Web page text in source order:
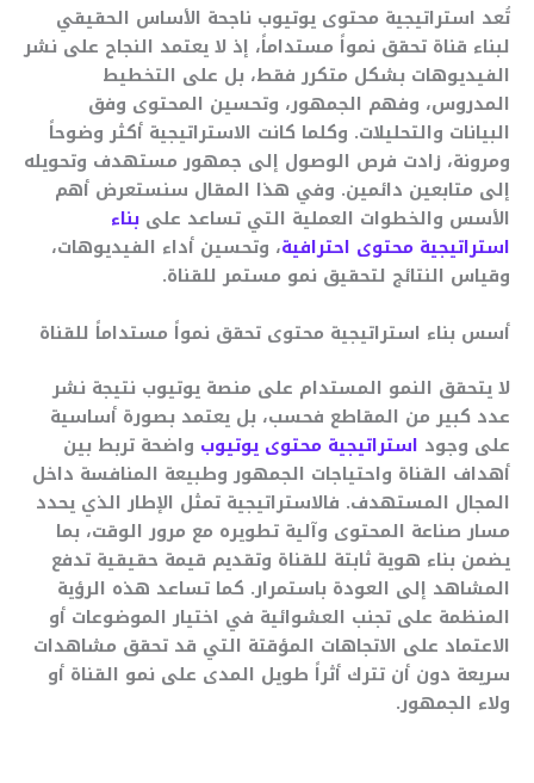
تُعد استراتيجية محتوى يوتيوب ناجحة الأساس الحقيقي
لبناء قناة تحقق نمواً مستداماً، إذ لا يعتمد النجاح على نشر
الفيديوهات بشكل متكرر فقط، بل على التخطيط
المدروس، وفهم الجمهور، وتحسين المحتوى وفق
البيانات والتحليلات. وكلما كانت الاستراتيجية أكثر وضوحاً
ومرونة، زادت فرص الوصول إلى جمهور مستهدف وتحويله
إلى متابعين دائمين. وفي هذا المقال سنستعرض أهم
الأسس والخطوات العملية التي تساعد على بناء
استراتيجية محتوى احترافية، وتحسين أداء الفيديوهات،
وقياس النتائج لتحقيق نمو مستمر للقناة.
أسس بناء استراتيجية محتوى تحقق نمواً مستداماً للقناة
لا يتحقق النمو المستدام على منصة يوتيوب نتيجة نشر
عدد كبير من المقاطع فحسب، بل يعتمد بصورة أساسية
على وجود استراتيجية محتوى يوتيوب واضحة تربط بين
أهداف القناة واحتياجات الجمهور وطبيعة المنافسة داخل
المجال المستهدف. فالاستراتيجية تمثل الإطار الذي يحدد
مسار صناعة المحتوى وآلية تطويره مع مرور الوقت، بما
يضمن بناء هوية ثابتة للقناة وتقديم قيمة حقيقية تدفع
المشاهد إلى العودة باستمرار. كما تساعد هذه الرؤية
المنظمة على تجنب العشوائية في اختيار الموضوعات أو
الاعتماد على الاتجاهات المؤقتة التي قد تحقق مشاهدات
سريعة دون أن تترك أثراً طويل المدى على نمو القناة أو
ولاء الجمهور.